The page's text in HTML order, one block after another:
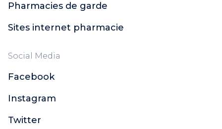
Pharmacies de garde
Sites internet pharmacie
Social Media
Facebook
Instagram
Twitter